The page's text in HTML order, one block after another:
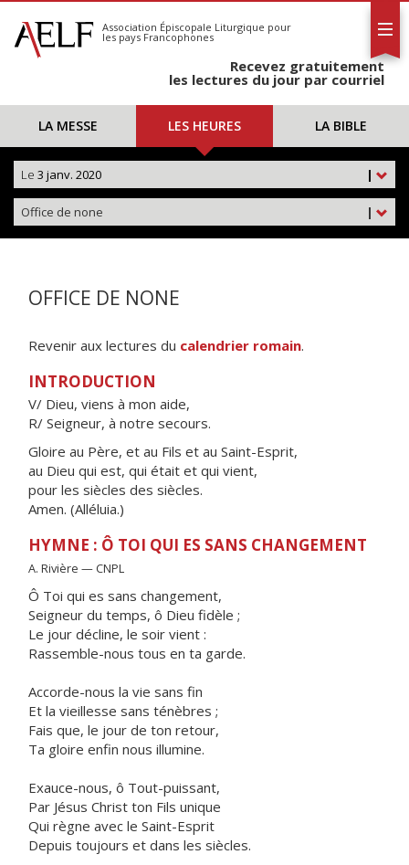
S'abonner
Calendrier
Association Épiscopale Liturgique pour
les pays Francophones
Recevez gratuitement
les lectures du jour par courriel
LA MESSE LES HEURES LA BIBLE
|
Le 3 janv. 2020
|
Office de none
OFFICE DE NONE
Revenir aux lectures du calendrier romain.
INTRODUCTION
V/ Dieu, viens à mon aide,
R/ Seigneur, à notre secours.
Gloire au Père, et au Fils et au Saint-Esprit,
au Dieu qui est, qui était et qui vient,
pour les siècles des siècles.
Amen. (Alléluia.)
HYMNE : Ô TOI QUI ES SANS CHANGEMENT
A. Rivière — CNPL
Ô Toi qui es sans changement,
Seigneur du temps, ô Dieu fidèle ;
Le jour décline, le soir vient :
Rassemble-nous tous en ta garde.
Accorde-nous la vie sans fin
Et la vieillesse sans ténèbres ;
Fais que, le jour de ton retour,
Ta gloire enfin nous illumine.
Exauce-nous, ô Tout-puissant,
Par Jésus Christ ton Fils unique
Qui règne avec le Saint-Esprit
Depuis toujours et dans les siècles.